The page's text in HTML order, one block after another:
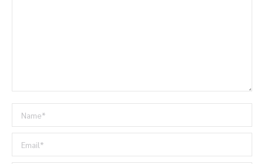
Name *
Email *